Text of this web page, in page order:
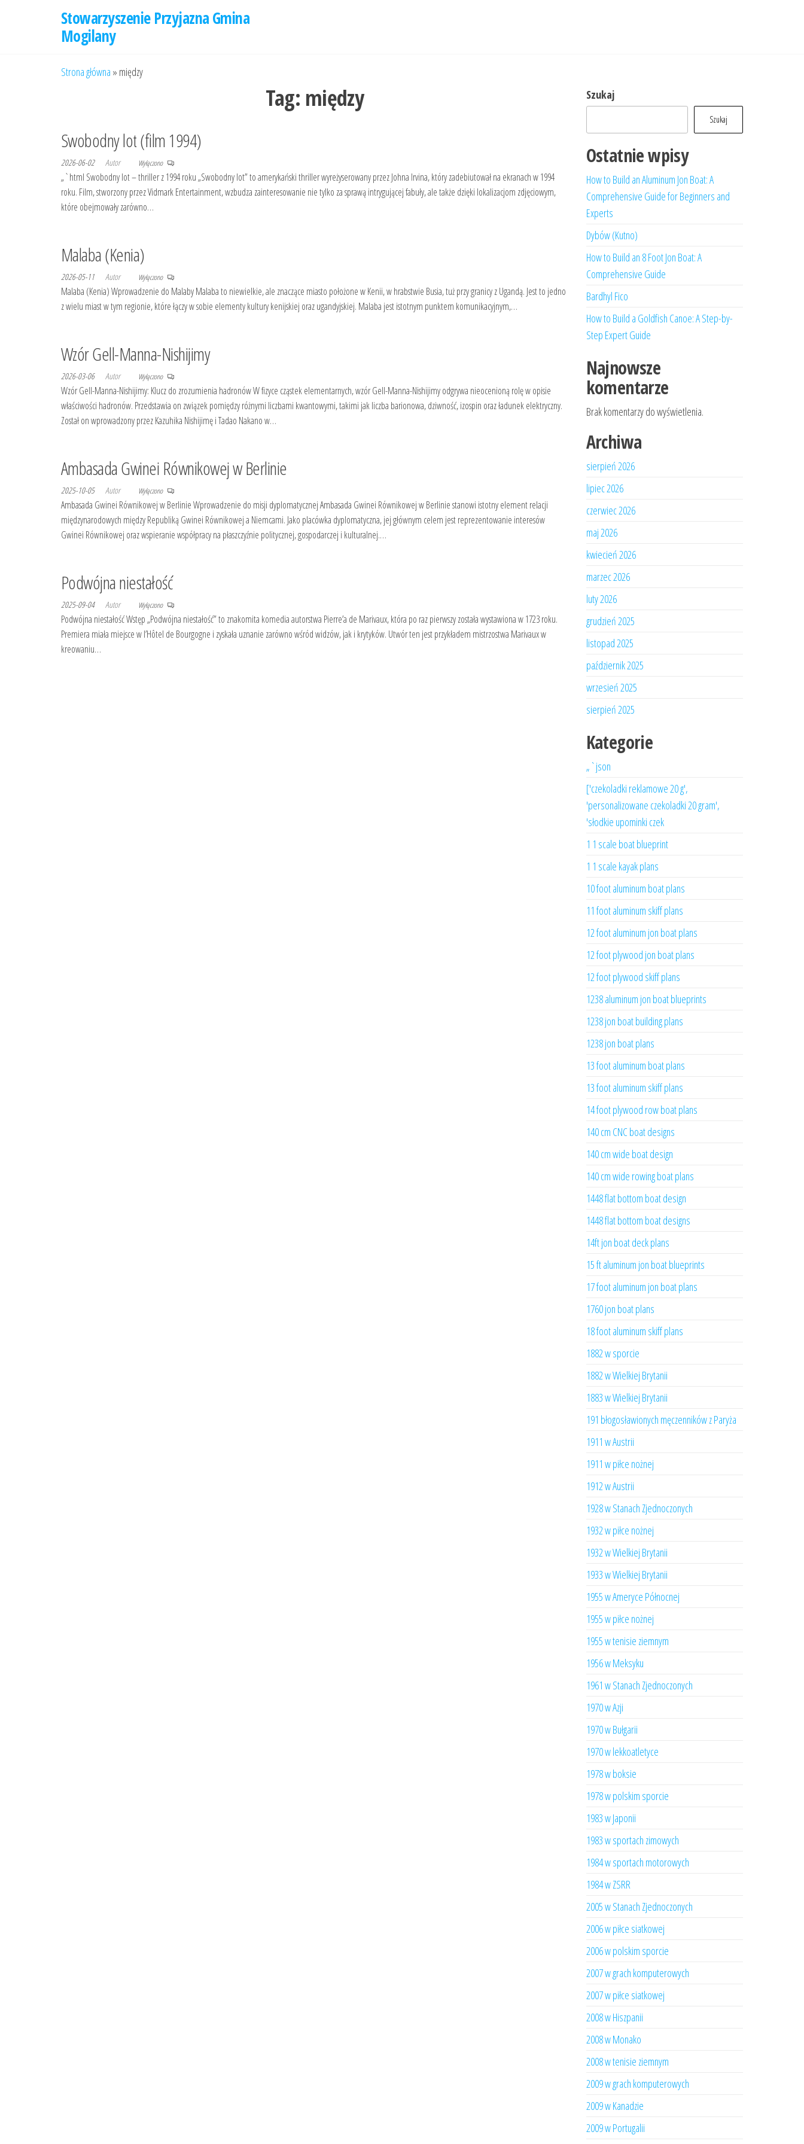
Stowarzyszenie Przyjazna Gmina
Mogilany
Strona główna » między
Tag: między
Swobodny lot (film 1994)
2026-06-02 Autor Wyłączono
„`html Swobodny lot – thriller z 1994 roku „Swobodny lot” to amerykański thriller wyreżyserowany przez Johna Irvina, który zadebiutował na ekranach w 1994
roku. Film, stworzony przez Vidmark Entertainment, wzbudza zainteresowanie nie tylko za sprawą intrygującej fabuły, ale także dzięki lokalizacjom zdjęciowym,
które obejmowały zarówno…
Malaba (Kenia)
2026-05-11 Autor Wyłączono
Malaba (Kenia) Wprowadzenie do Malaby Malaba to niewielkie, ale znaczące miasto położone w Kenii, w hrabstwie Busia, tuż przy granicy z Ugandą. Jest to jedno
z wielu miast w tym regionie, które łączy w sobie elementy kultury kenijskiej oraz ugandyjskiej. Malaba jest istotnym punktem komunikacyjnym,…
Wzór Gell-Manna-Nishijimy
2026-03-06 Autor Wyłączono
Wzór Gell-Manna-Nishijimy: Klucz do zrozumienia hadronów W fizyce cząstek elementarnych, wzór Gell-Manna-Nishijimy odgrywa nieocenioną rolę w opisie
właściwości hadronów. Przedstawia on związek pomiędzy różnymi liczbami kwantowymi, takimi jak liczba barionowa, dziwność, izospin oraz ładunek elektryczny.
Został on wprowadzony przez Kazuhika Nishijimę i Tadao Nakano w…
Ambasada Gwinei Równikowej w Berlinie
2025-10-05 Autor Wyłączono
Ambasada Gwinei Równikowej w Berlinie Wprowadzenie do misji dyplomatycznej Ambasada Gwinei Równikowej w Berlinie stanowi istotny element relacji
międzynarodowych między Republiką Gwinei Równikowej a Niemcami. Jako placówka dyplomatyczna, jej głównym celem jest reprezentowanie interesów
Gwinei Równikowej oraz wspieranie współpracy na płaszczyźnie politycznej, gospodarczej i kulturalnej.…
Podwójna niestałość
2025-09-04 Autor Wyłączono
Podwójna niestałość Wstęp „Podwójna niestałość” to znakomita komedia autorstwa Pierre’a de Marivaux, która po raz pierwszy została wystawiona w 1723 roku.
Premiera miała miejsce w l’Hôtel de Bourgogne i zyskała uznanie zarówno wśród widzów, jak i krytyków. Utwór ten jest przykładem mistrzostwa Marivaux w
kreowaniu…
Szukaj
Szukaj
Ostatnie wpisy
How to Build an Aluminum Jon Boat: A
Comprehensive Guide for Beginners and
Experts
Dybów (Kutno)
How to Build an 8 Foot Jon Boat: A
Comprehensive Guide
Bardhyl Fico
How to Build a Goldfish Canoe: A Step-by-
Step Expert Guide
Najnowsze
komentarze
Brak komentarzy do wyświetlenia.
Archiwa
sierpień 2026
lipiec 2026
czerwiec 2026
maj 2026
kwiecień 2026
marzec 2026
luty 2026
grudzień 2025
listopad 2025
październik 2025
wrzesień 2025
sierpień 2025
Kategorie
„`json
['czekoladki reklamowe 20 g',
'personalizowane czekoladki 20 gram',
'słodkie upominki czek
1 1 scale boat blueprint
1 1 scale kayak plans
10 foot aluminum boat plans
11 foot aluminum skiff plans
12 foot aluminum jon boat plans
12 foot plywood jon boat plans
12 foot plywood skiff plans
1238 aluminum jon boat blueprints
1238 jon boat building plans
1238 jon boat plans
13 foot aluminum boat plans
13 foot aluminum skiff plans
14 foot plywood row boat plans
140 cm CNC boat designs
140 cm wide boat design
140 cm wide rowing boat plans
1448 flat bottom boat design
1448 flat bottom boat designs
14ft jon boat deck plans
15 ft aluminum jon boat blueprints
17 foot aluminum jon boat plans
1760 jon boat plans
18 foot aluminum skiff plans
1882 w sporcie
1882 w Wielkiej Brytanii
1883 w Wielkiej Brytanii
191 błogosławionych męczenników z Paryża
1911 w Austrii
1911 w piłce nożnej
1912 w Austrii
1928 w Stanach Zjednoczonych
1932 w piłce nożnej
1932 w Wielkiej Brytanii
1933 w Wielkiej Brytanii
1955 w Ameryce Północnej
1955 w piłce nożnej
1955 w tenisie ziemnym
1956 w Meksyku
1961 w Stanach Zjednoczonych
1970 w Azji
1970 w Bułgarii
1970 w lekkoatletyce
1978 w boksie
1978 w polskim sporcie
1983 w Japonii
1983 w sportach zimowych
1984 w sportach motorowych
1984 w ZSRR
2005 w Stanach Zjednoczonych
2006 w piłce siatkowej
2006 w polskim sporcie
2007 w grach komputerowych
2007 w piłce siatkowej
2008 w Hiszpanii
2008 w Monako
2008 w tenisie ziemnym
2009 w grach komputerowych
2009 w Kanadzie
2009 w Portugalii